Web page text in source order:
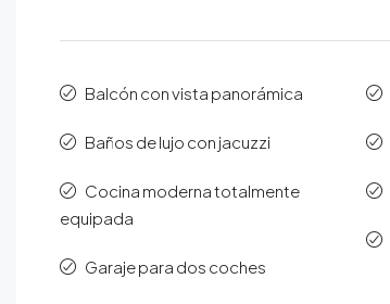
Balcón con vista panorámica
Baños de lujo con jacuzzi
Cocina moderna totalmente
equipada
Garaje para dos coches